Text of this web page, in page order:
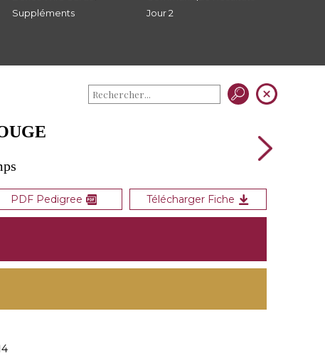
Suppléments
Jour 2
PDF Pedigree Télécharger Fiche